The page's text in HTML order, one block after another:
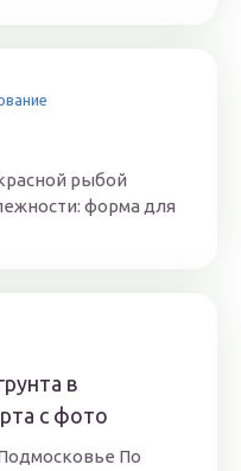
рыбой
форма для
в
с фото
По